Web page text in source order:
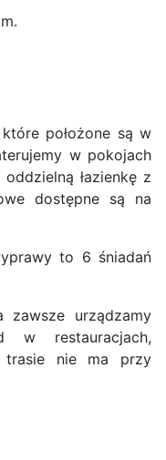
położone są w
w pokojach
łazienkę z
dostępne są na
to 6 śniadań
zawsze urządzamy
w restauracjach,
nie ma przy